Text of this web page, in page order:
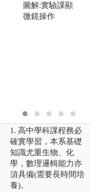
圖解:實驗課顯
微鏡操作
1. 高中學科課程務必
確實學習，本系基礎
知識尤重生物、化
學，數理邏輯能力亦
須具備(需要長時間培
養)。